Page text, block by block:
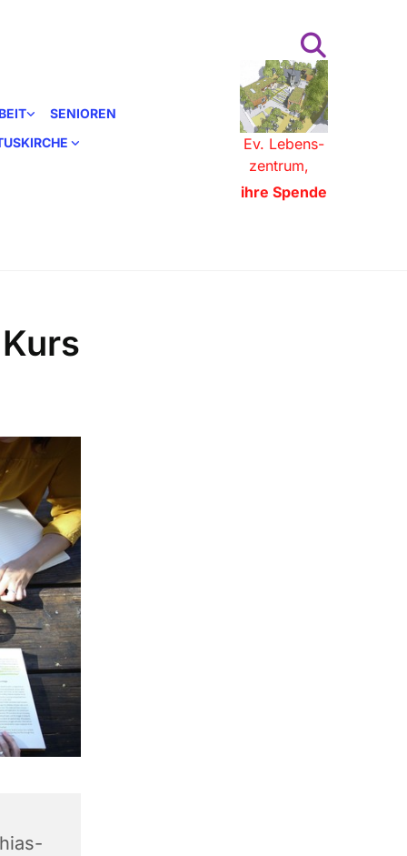
SENIOREN
Ev. Lebens-
zentrum,
ihre Spende